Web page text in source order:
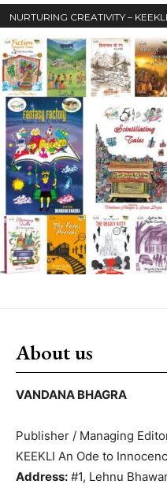
NURTURING CREATIVITY –
About us
VANDANA BHAGRA
Publisher / Managing
KEEKLI An Ode to
Address: #1, Lehnu